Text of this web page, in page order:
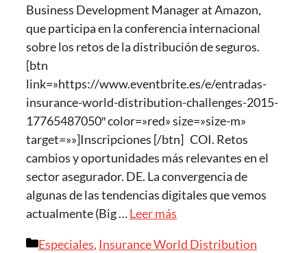
Business Development Manager at Amazon,
que participa en la conferencia internacional
sobre los retos de la distribución de seguros.
[btn
link=»https://www.eventbrite.es/e/entradas-
insurance-world-distribution-challenges-2015-
17765487050″ color=»red» size=»size-m»
target=»»]Inscripciones [/btn] COI. Retos
cambios y oportunidades más relevantes en el
sector asegurador. DE. La convergencia de
algunas de las tendencias digitales que vemos
actualmente (Big …Leer más
Categorías
Especiales, Insurance World Distribution